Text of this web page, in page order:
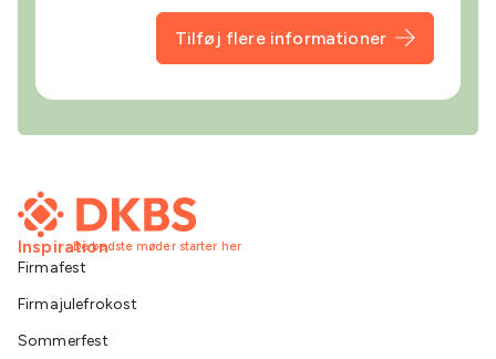
Tilføj flere informationer
De bedste møder starter her
Inspiration
Firmafest
Firmajulefrokost
Sommerfest